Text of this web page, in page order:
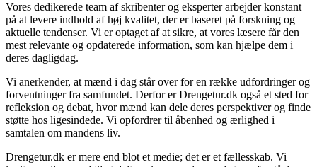
Vores dedikerede team af skribenter og eksperter arbejder konstant
på at levere indhold af høj kvalitet, der er baseret på forskning og
aktuelle tendenser. Vi er optaget af at sikre, at vores læsere får den
mest relevante og opdaterede information, som kan hjælpe dem i
deres dagligdag.
Vi anerkender, at mænd i dag står over for en række udfordringer og
forventninger fra samfundet. Derfor er Drengetur.dk også et sted for
refleksion og debat, hvor mænd kan dele deres perspektiver og finde
støtte hos ligesindede. Vi opfordrer til åbenhed og ærlighed i
samtalen om mandens liv.
Drengetur.dk er mere end blot et medie; det er et fællesskab. Vi